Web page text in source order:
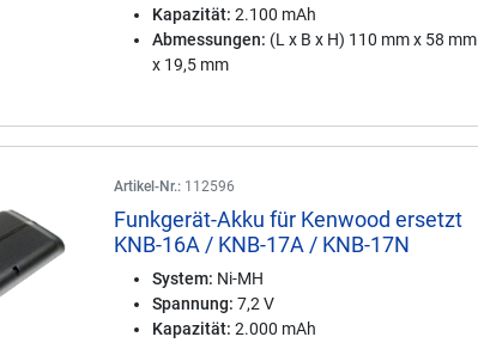
Kapazität: 2.100 mAh
Abmessungen: (L x B x H) 110 mm x 58 mm
x 19,5 mm
Artikel-Nr.: 112596
Funkgerät-Akku für Kenwood ersetzt
KNB-16A / KNB-17A / KNB-17N
System: Ni-MH
Spannung: 7,2 V
Kapazität: 2.000 mAh